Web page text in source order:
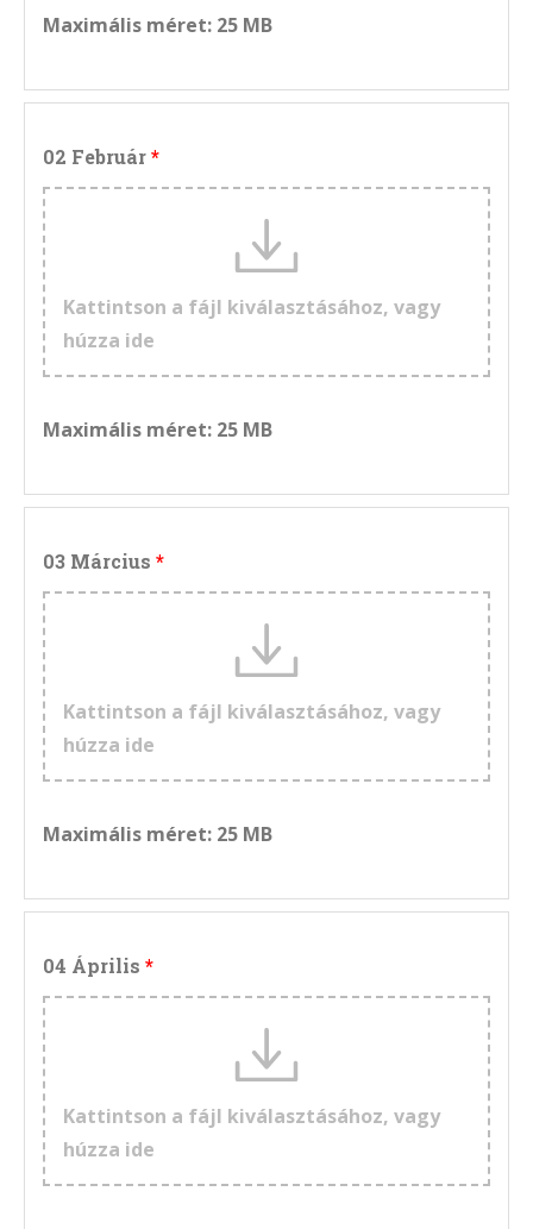
Maximális méret: 25 MB
02 Február
Kattintson a fájl kiválasztásához, vagy
húzza ide
Maximális méret: 25 MB
03 Március
Kattintson a fájl kiválasztásához, vagy
húzza ide
Maximális méret: 25 MB
04 Április
Kattintson a fájl kiválasztásához, vagy
húzza ide